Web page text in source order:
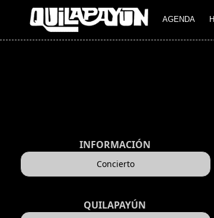
AGENDA
INFORMACIÓN
Concierto
QUILAPAYÚN